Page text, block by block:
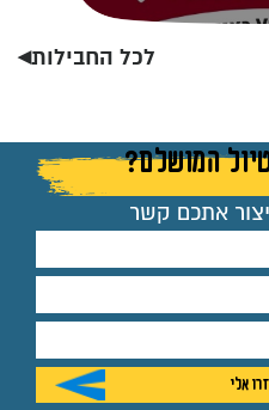
לכל החבילות◂
המושלם?
אתכם קשר